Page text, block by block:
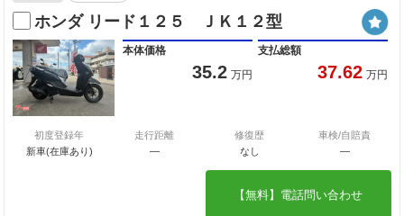
ホンダ リード１２５ ＪＫ１２型
本体価格
35.2 万円
支払総額
37.62 万円
初度登録年
新車(在庫あり)
走行距離
―
修復歴
なし
車検/自賠責
―
【無料】電話問い合わせ